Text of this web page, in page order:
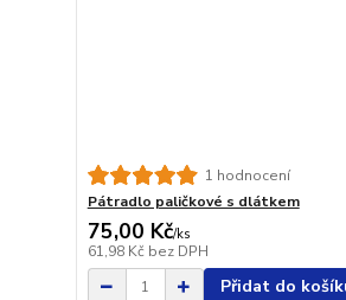
1 hodnocení
Pátradlo paličkové s dlátkem
75,00 Kč/ks
61,98 Kč bez DPH
Přidat do